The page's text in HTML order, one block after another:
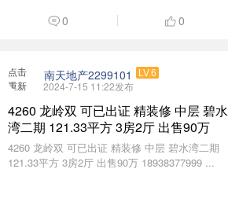
0
0
点击
重新
南天地产2299101 LV.6
2024-7-15 11:22发布
4260 龙岭双 可已出证 精装修 中层 碧水
湾二期 121.33平方 3房2厅 出售90万
4260 龙岭双 可已出证 精装修 中层 碧水湾二期
121.33平方 3房2厅 出售90万 18938377999 ...